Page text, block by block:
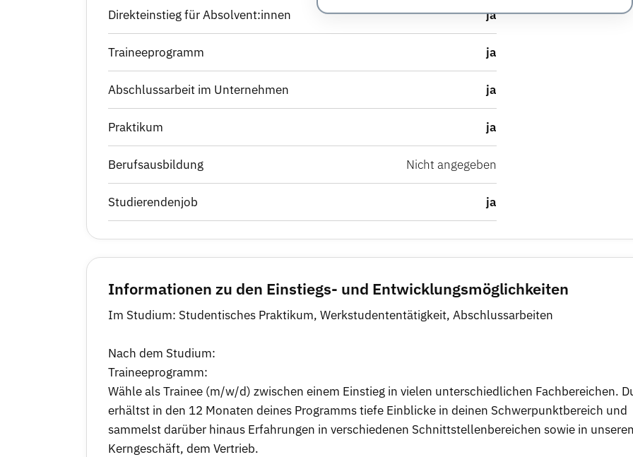
Direkteinstieg für Absolvent:innen ja
Traineeprogramm ja
Abschlussarbeit im Unternehmen ja
Praktikum ja
Berufsausbildung Nicht angegeben
Studierendenjob ja
Informationen zu den Einstiegs- und Entwicklungsmöglichkeiten
Im Studium: Studentisches Praktikum, Werkstudententätigkeit, Abschlussarbeiten
Nach dem Studium:
Traineeprogramm:
Wähle als Trainee (m/w/d) zwischen einem Einstieg in vielen unterschiedlichen Fachbereichen.
erhältst in den 12 Monaten deines Programms tiefe Einblicke in deinen Schwerpunktbereich und
sammelst darüber hinaus Erfahrungen in verschiedenen Schnittstellenbereichen sowie in
Kerngeschäft, dem Vertrieb.